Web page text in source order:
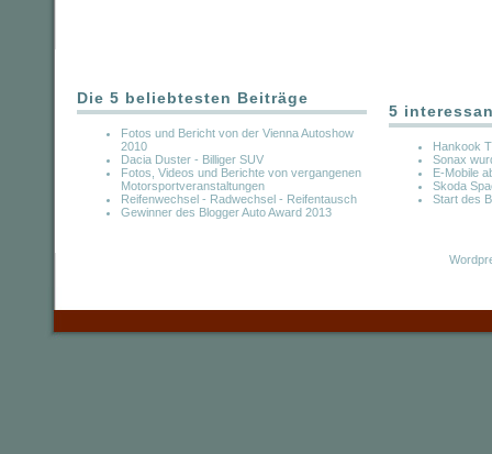
Die 5 beliebtesten Beiträge
Fotos und Bericht von der Vienna Autoshow
2010
Dacia Duster - Billiger SUV
Fotos, Videos und Berichte von vergangenen
Motorsportveranstaltungen
Reifenwechsel - Radwechsel - Reifentausch
Gewinner des Blogger Auto Award 2013
5
Hankook
Sonax
E-Mobile
Skoda
Start des